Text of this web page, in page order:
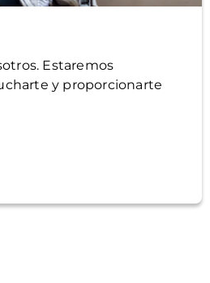
Estaremos
y proporcionarte